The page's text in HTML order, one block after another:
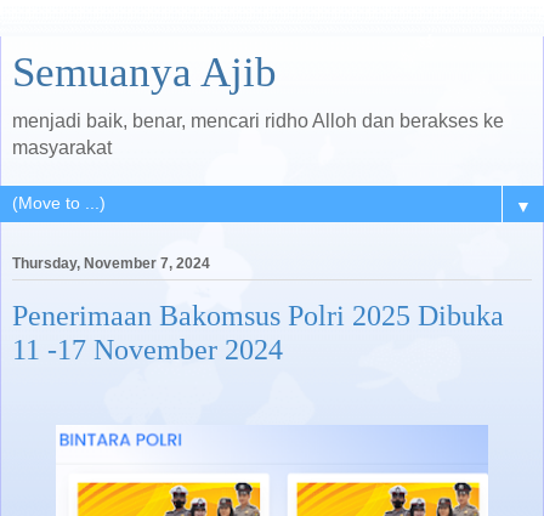
Semuanya Ajib
menjadi baik, benar, mencari ridho Alloh dan berakses ke
masyarakat
▼
Thursday, November 7, 2024
Penerimaan Bakomsus Polri 2025 Dibuka
11 -17 November 2024